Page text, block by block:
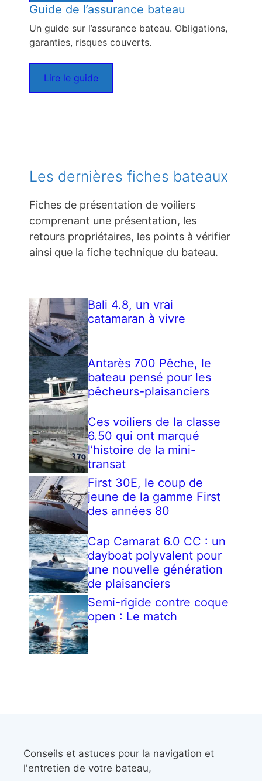
Guide de l’assurance bateau
Un guide sur l’assurance bateau. Obligations,
garanties, risques couverts.
Lire le guide
Les dernières fiches bateaux
Fiches de présentation de voiliers
comprenant une présentation, les
retours propriétaires, les points à vérifier
ainsi que la fiche technique du bateau.
Bali 4.8, un vrai
catamaran à vivre
Antarès 700 Pêche, le
bateau pensé pour les
pêcheurs-plaisanciers
Ces voiliers de la classe
6.50 qui ont marqué
l’histoire de la mini-
transat
First 30E, le coup de
jeune de la gamme First
des années 80
Cap Camarat 6.0 CC : un
dayboat polyvalent pour
une nouvelle génération
de plaisanciers
Semi-rigide contre coque
open : Le match
Conseils et astuces pour la navigation et
l'entretien de votre bateau,